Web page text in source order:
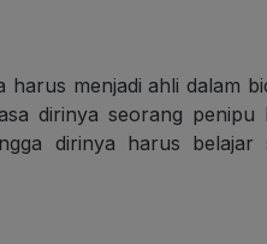
harus menjadi ahli dalam
dirinya seorang penipu
dirinya harus belajar